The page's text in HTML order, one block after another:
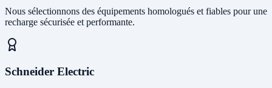
Nous sélectionnons des équipements homologués et fiables pour une
recharge sécurisée et performante.
Schneider Electric